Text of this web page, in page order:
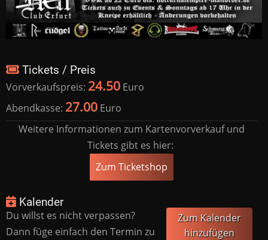
Tickets / Preis
Vorverkaufspreis: 24.50 Euro
Abendkasse: 27.00 Euro
Weitere Informationen zum Kartenvorverkauf und
Tickets gibt es hier:
Zum Ticketshop
Kalender
Du willst es nicht verpassen?
Dann füge einfach den Termin zu
Zum Kalender
hinzufügen